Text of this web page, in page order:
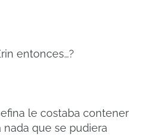
entonces…?
le costaba contener
nada que se pudiera